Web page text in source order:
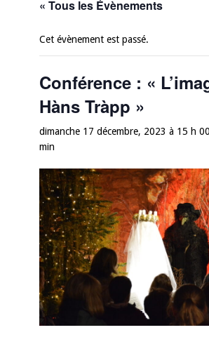
« Tous les Évènements
Cet évènement est passé.
Conférence : «
Hàns Tràpp »
dimanche 17 décembre, 2023 à 15 h
min